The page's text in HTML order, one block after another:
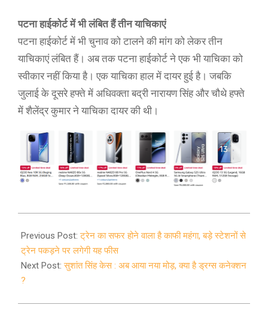
पटना हाईकोर्ट में भी लंबित हैं तीन याचिकाएं
पटना हाईकोर्ट में भी चुनाव को टालने की मांग को लेकर तीन
याचिकाएं लंबित हैं। अब तक पटना हाईकोर्ट ने एक भी याचिका को
स्वीकार नहीं किया है। एक याचिका हाल में दायर हुई है। जबकि
जुलाई के दूसरे हफ्ते में अधिवक्ता बद्री नारायण सिंह और चौथे हफ्ते
में शैलेंद्र कुमार ने याचिका दायर की थी।
08-
25
Previous Post:ट्रेन का सफर होने वाला है काफी महंगा, बड़े स्टेशनों से
ट्रेन पकड़ने पर लगेगी यह फीस
Next Post:सुशांत सिंह केस : अब आया नया मोड़, क्या है ड्रग्स कनेक्शन
?